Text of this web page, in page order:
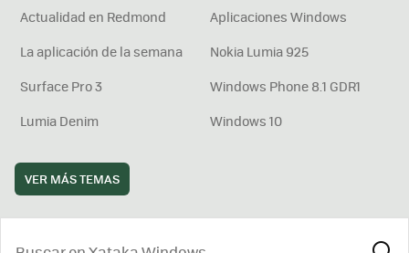
Actualidad en Redmond
Aplicaciones Windows
La aplicación de la semana
Nokia Lumia 925
Surface Pro 3
Windows Phone 8.1 GDR1
Lumia Denim
Windows 10
VER MÁS TEMAS